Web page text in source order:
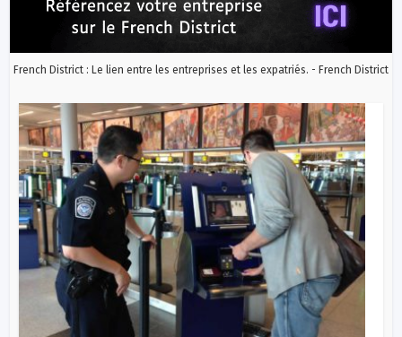
French District : Le lien entre les entreprises et les expatriés. - French District